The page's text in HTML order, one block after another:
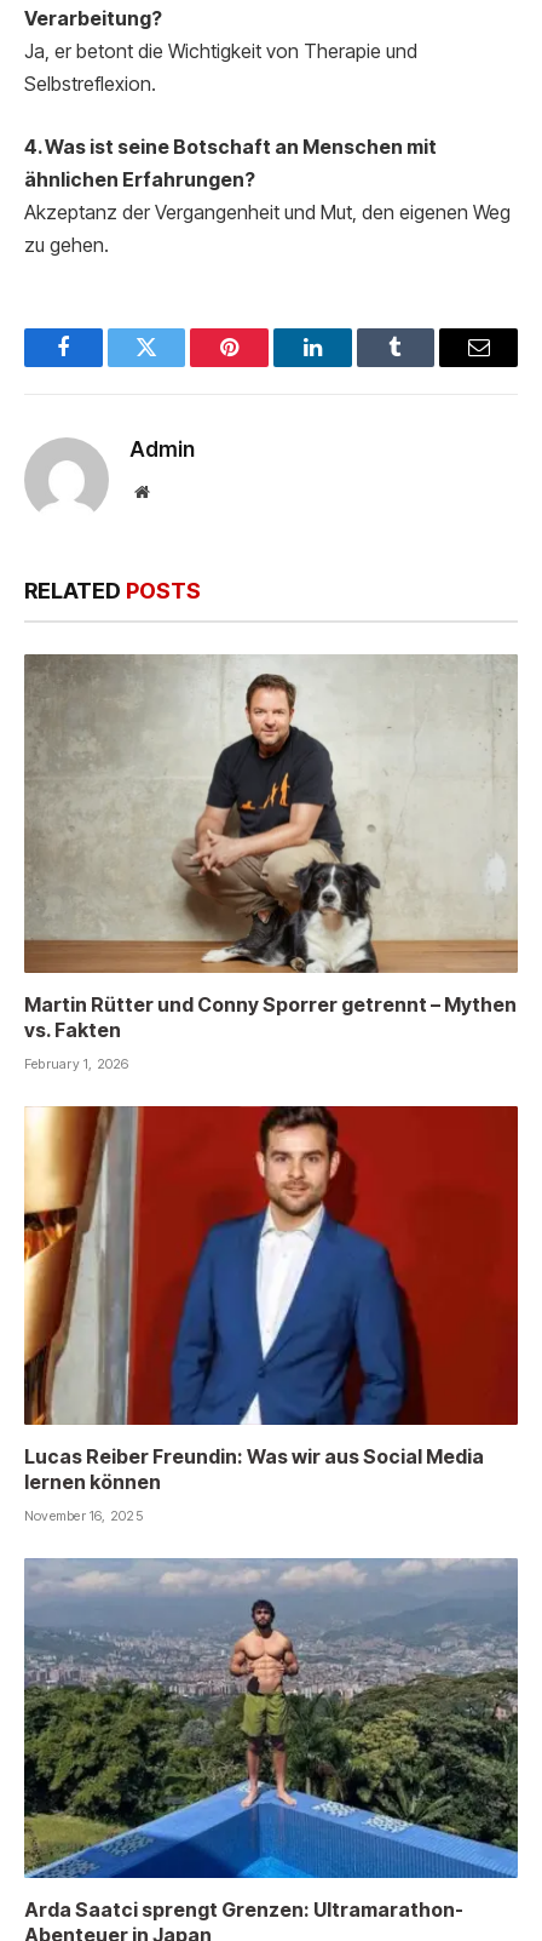
Verarbeitung?
Ja, er betont die Wichtigkeit von Therapie und
Selbstreflexion.
4. Was ist seine Botschaft an Menschen mit
ähnlichen Erfahrungen?
Akzeptanz der Vergangenheit und Mut, den eigenen Weg
zu gehen.
FacebookTwitter Pinterest LinkedInTumblr Email
Admin
Website
RELATED POSTS
Martin Rütter und Conny Sporrer getrennt – Mythen
vs. Fakten
February 1, 2026
Lucas Reiber Freundin: Was wir aus Social Media
lernen können
November 16, 2025
Arda Saatci sprengt Grenzen: Ultramarathon-
Abenteuer in Japan